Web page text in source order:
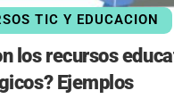
TIC Y EDUCACION
los recursos
Ejemplos